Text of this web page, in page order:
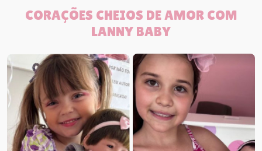
CORAÇÕES CHEIOS DE AMOR COM
LANNY BABY